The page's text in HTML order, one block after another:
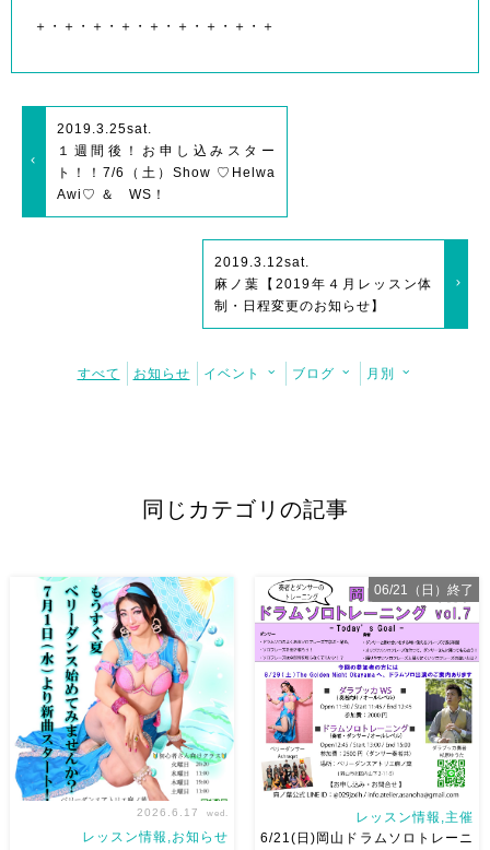
＋・＋・＋・＋・＋・＋・＋・＋・＋
2019.3.25sat.
１週間後！お申し込みスター
ト！！7/6（土）Show ♡Helwa
Awi♡ ＆ WS！
2019.3.12sat.
麻ノ葉【2019年４月レッスン体
制・日程変更のお知らせ】
すべて お知らせ イベント ブログ 月別
同じカテゴリの記事
2026.6.17 wed.
レッスン情報,お知らせ
レッスン情報,主催
6/21(日)岡山ドラムソロトレーニ
06/21（日）終了